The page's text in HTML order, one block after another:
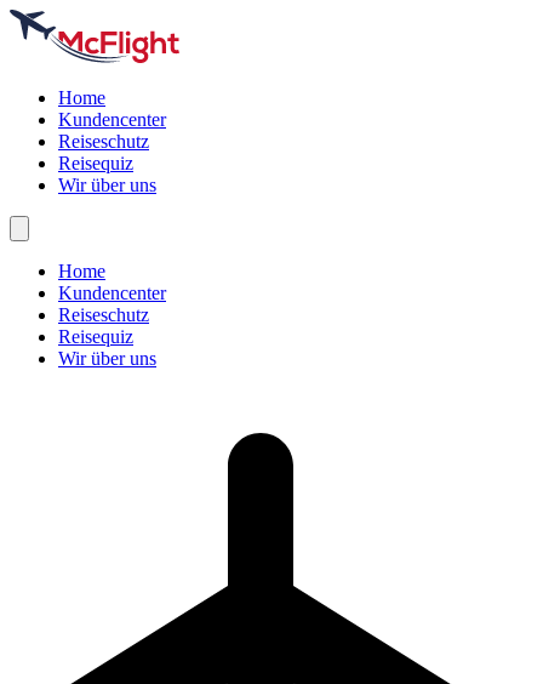
Home
Kundencenter
Reiseschutz
Reisequiz
Wir über uns
Home
Kundencenter
Reiseschutz
Reisequiz
Wir über uns